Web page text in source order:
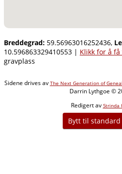
Breddegrad: 59.56963016252436,
10.596863329410553 | Klikk for å
gravplass
Sidene drives av The Next Generation of
Darrin Lythgoe ©
Redigert av Strinda
Bytt til